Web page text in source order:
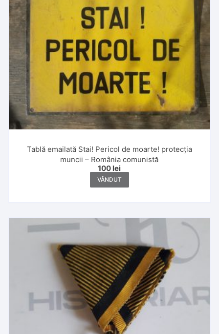
Tablă emailată Stai! Pericol de moarte! protecția
muncii – România comunistă
100 lei
VÂNDUT